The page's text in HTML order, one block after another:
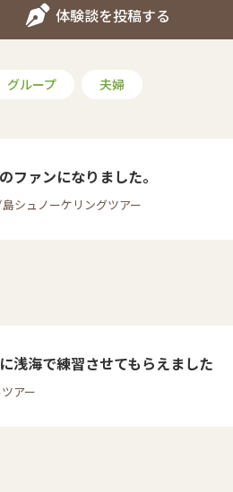
体験談を投稿する
グループ 夫婦
ファンになりました。
シュノーケリングツアー
浅海で練習させてもらえました
アー